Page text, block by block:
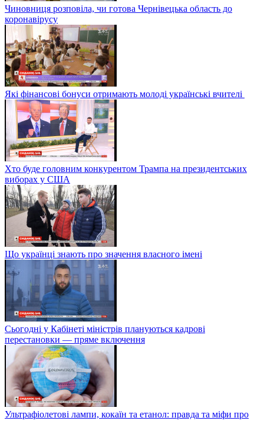
Чиновниця розповіла, чи готова Чернівецька область до
коронавірусу
Які фінансові бонуси отримають молоді українські вчителі
Хто буде головним конкурентом Трампа на президентських
виборах у США
Що українці знають про значення власного імені
Сьогодні у Кабінеті міністрів плануються кадрові
перестановки — пряме включення
Ультрафіолетові лампи, кокаїн та етанол: правда та міфи про